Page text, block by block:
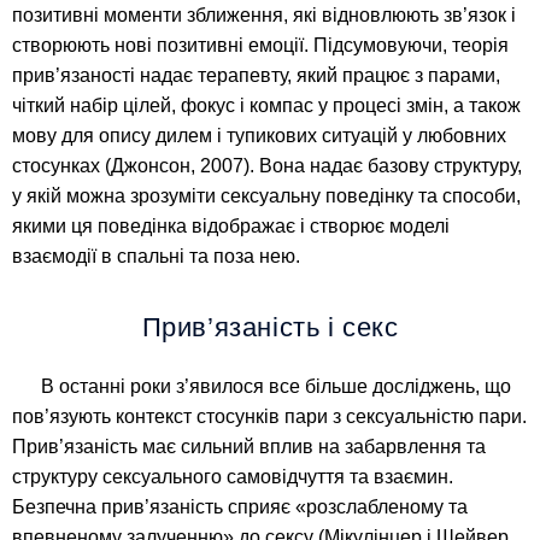
позитивні моменти зближення, які відновлюють зв’язок і
створюють нові позитивні емоції. Підсумовуючи, теорія
прив’язаності надає терапевту, який працює з парами,
чіткий набір цілей, фокус і компас у процесі змін, а також
мову для опису дилем і тупикових ситуацій у любовних
стосунках (Джонсон, 2007). Вона надає базову структуру,
у якій можна зрозуміти сексуальну поведінку та способи,
якими ця поведінка відображає і створює моделі
взаємодії в спальні та поза нею.
Прив’язаність і секс
В останні роки з’явилося все більше досліджень, що
пов’язують контекст стосунків пари з сексуальністю пари.
Прив’язаність має сильний вплив на забарвлення та
структуру сексуального самовідчуття та взаємин.
Безпечна прив’язаність сприяє «розслабленому та